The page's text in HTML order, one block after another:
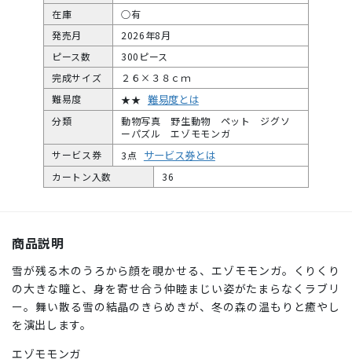
在庫
○有
発売月
2026年8月
ピース数
300ピース
完成サイズ
２６×３８ｃｍ
難易度
★★ 難易度とは
分類
動物写真 野生動物 ペット ジグソ
ーパズル エゾモモンガ
サービス券
3点 サービス券とは
カートン入数 36
商品説明
雪が残る木のうろから顔を覗かせる、エゾモモンガ。くりくり
の大きな瞳と、身を寄せ合う仲睦まじい姿がたまらなくラブリ
ー。舞い散る雪の結晶のきらめきが、冬の森の温もりと癒やし
を演出します。
エゾモモンガ